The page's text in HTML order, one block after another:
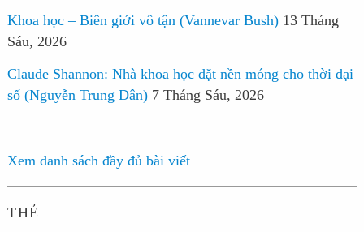
Khoa học – Biên giới vô tận (Vannevar Bush) 13 Tháng
Sáu, 2026
Claude Shannon: Nhà khoa học đặt nền móng cho thời đại
số (Nguyễn Trung Dân) 7 Tháng Sáu, 2026
Xem danh sách đầy đủ bài viết
THẺ